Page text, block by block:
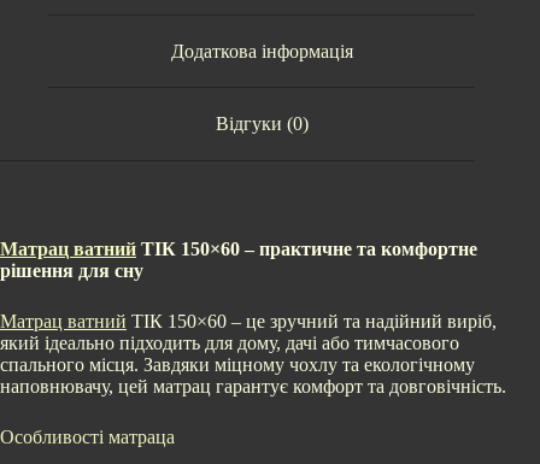
Додаткова інформація
Відгуки (0)
Матрац ватний ТІК 150×60 – практичне та комфортне
рішення для сну
Матрац ватний ТІК 150×60 – це зручний та надійний виріб,
який ідеально підходить для дому, дачі або тимчасового
спального місця. Завдяки міцному чохлу та екологічному
наповнювачу, цей матрац гарантує комфорт та довговічність.
Особливості матраца